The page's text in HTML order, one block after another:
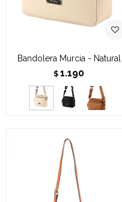
Bandolera Murcia - Natural
$ 1.190